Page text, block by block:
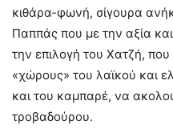
κιθάρα-φωνή, σίγουρα
Παππάς που με την αξία
την επιλογή του Χατζή,
«χώρους» του λαϊκού και
και του καμπαρέ, να
τροβαδούρου.